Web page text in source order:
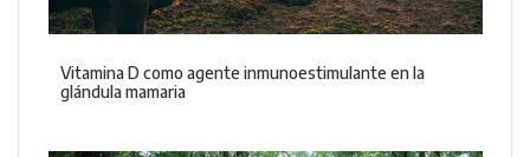
Vitamina D como agente inmunoestimulante en la
glándula mamaria